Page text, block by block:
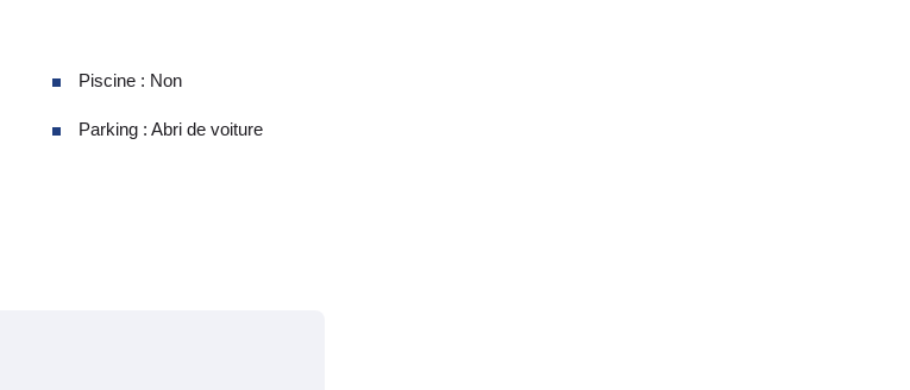
Piscine : Non
Parking : Abri de voiture